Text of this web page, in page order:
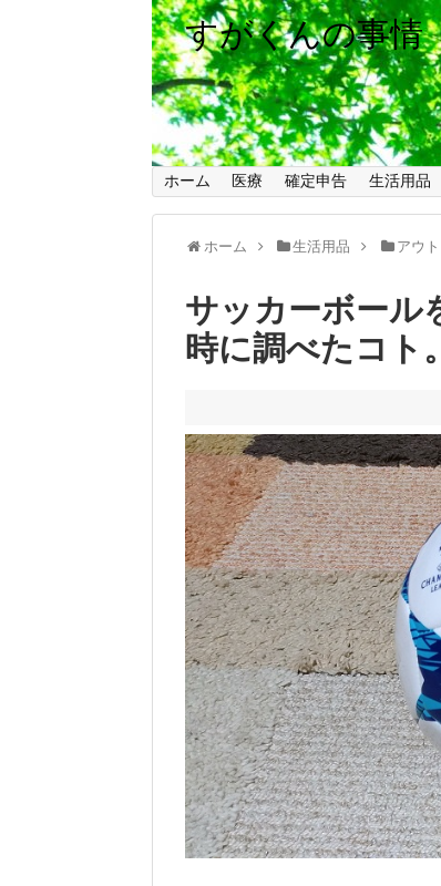
すがくんの事情
ホーム 医療 確定申告 生活用品
ホーム 生活用品 アウ
サッカーボール
時に調べたコト